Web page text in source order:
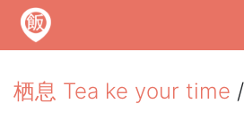
栖息 Tea ke your time